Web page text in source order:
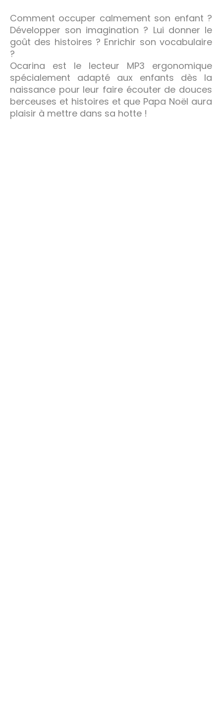
Comment occuper calmement son enfant ?
Développer son imagination ? Lui donner le
goût des histoires ? Enrichir son vocabulaire
?
Ocarina est le lecteur MP3 ergonomique
spécialement adapté aux enfants dès la
naissance pour leur faire écouter de douces
berceuses et histoires et que Papa Noël aura
plaisir à mettre dans sa hotte !